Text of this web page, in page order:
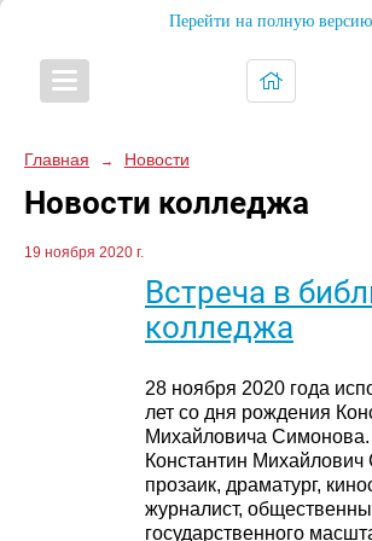
Перейти на полную версию
Главная → Новости
Новости колледжа
19 ноября 2020 г.
Встреча в
колледжа
28 ноября 2020 года
лет со дня рождения
Михайловича Симонова.
Константин Михайлович
прозаик, драматург,
журналист,
государственного